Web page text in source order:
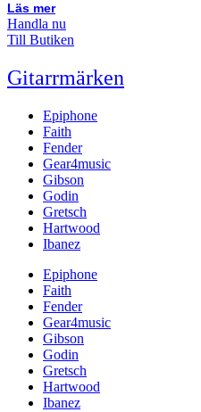
Läs mer
Handla nu
Till Butiken
Gitarrmärken
Epiphone
Faith
Fender
Gear4music
Gibson
Godin
Gretsch
Hartwood
Ibanez
Epiphone
Faith
Fender
Gear4music
Gibson
Godin
Gretsch
Hartwood
Ibanez